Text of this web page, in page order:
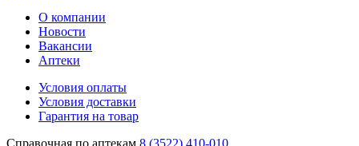
О компании
Новости
Вакансии
Аптеки
Условия оплаты
Условия доставки
Гарантия на товар